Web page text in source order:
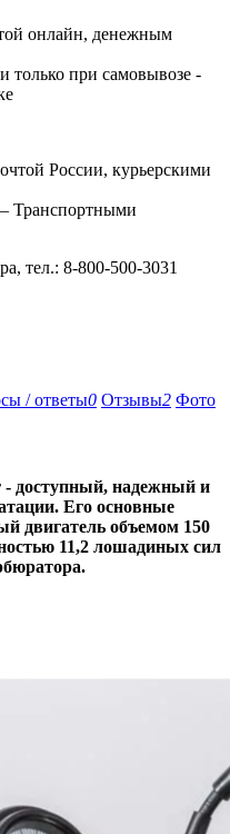
онлайн, денежным
только при самовывозе -
России, курьерскими
Транспортными
тел.: 8-800-500-3031
/ ответы0 Отзывы2 Фото
- доступный, надежный и
Его основные
двигатель объемом 150
11,2 лошадиных сил